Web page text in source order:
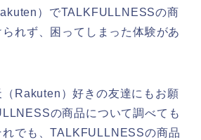
）でTALKFULLNESSの商
れず、困ってしまった体験があ
Rakuten）好きの友達にもお願
の商品について調べても
れでも、TALKFULLNESSの商品